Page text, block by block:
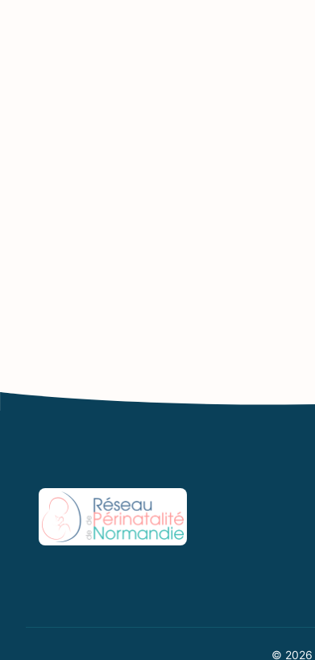
© 2026